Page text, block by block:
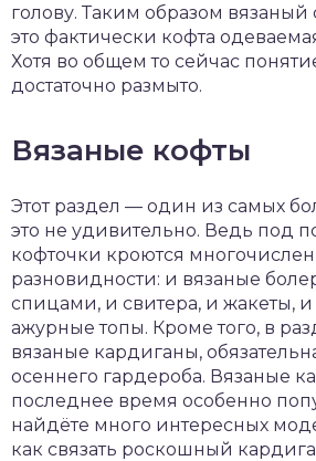
голову. Таким образом
это фактически кофта
Хотя во общем то сейчас
достаточно размыто.
Вязаные кофты
Этот раздел — один из самых
это не удивительно. Ведь под
кофточки кроются
разновидности: и вязаные
спицами, и свитера, и жакеты,
ажурные топы. Кроме того, в
вязаные кардиганы,
осеннего гардероба. Вязаные
последнее время особенно
найдёте много интересных
как связать роскошный